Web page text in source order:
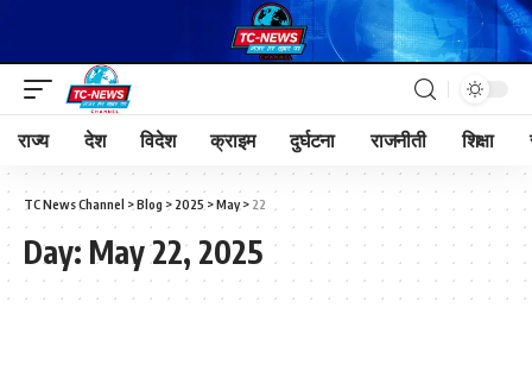
राज्य देश विदेश क्राइम दुर्घटना राजनीती शिक्षा
TC News Channel >Blog > 2025 >May> 22
Day: May 22, 2025